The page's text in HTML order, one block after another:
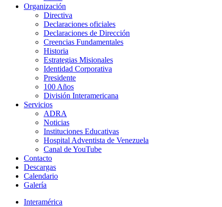
Organización
Directiva
Declaraciones oficiales
Declaraciones de Dirección
Creencias Fundamentales
Historia
Estrategias Misionales
Identidad Corporativa
Presidente
100 Años
División Interamericana
Servicios
ADRA
Noticias
Instituciones Educativas
Hospital Adventista de Venezuela
Canal de YouTube
Contacto
Descargas
Calendario
Galería
Interamérica